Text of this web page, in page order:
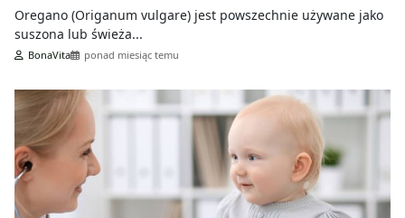
Oregano (Origanum vulgare) jest powszechnie używane jako
suszona lub świeża...
BonaVita ponad miesiąc temu